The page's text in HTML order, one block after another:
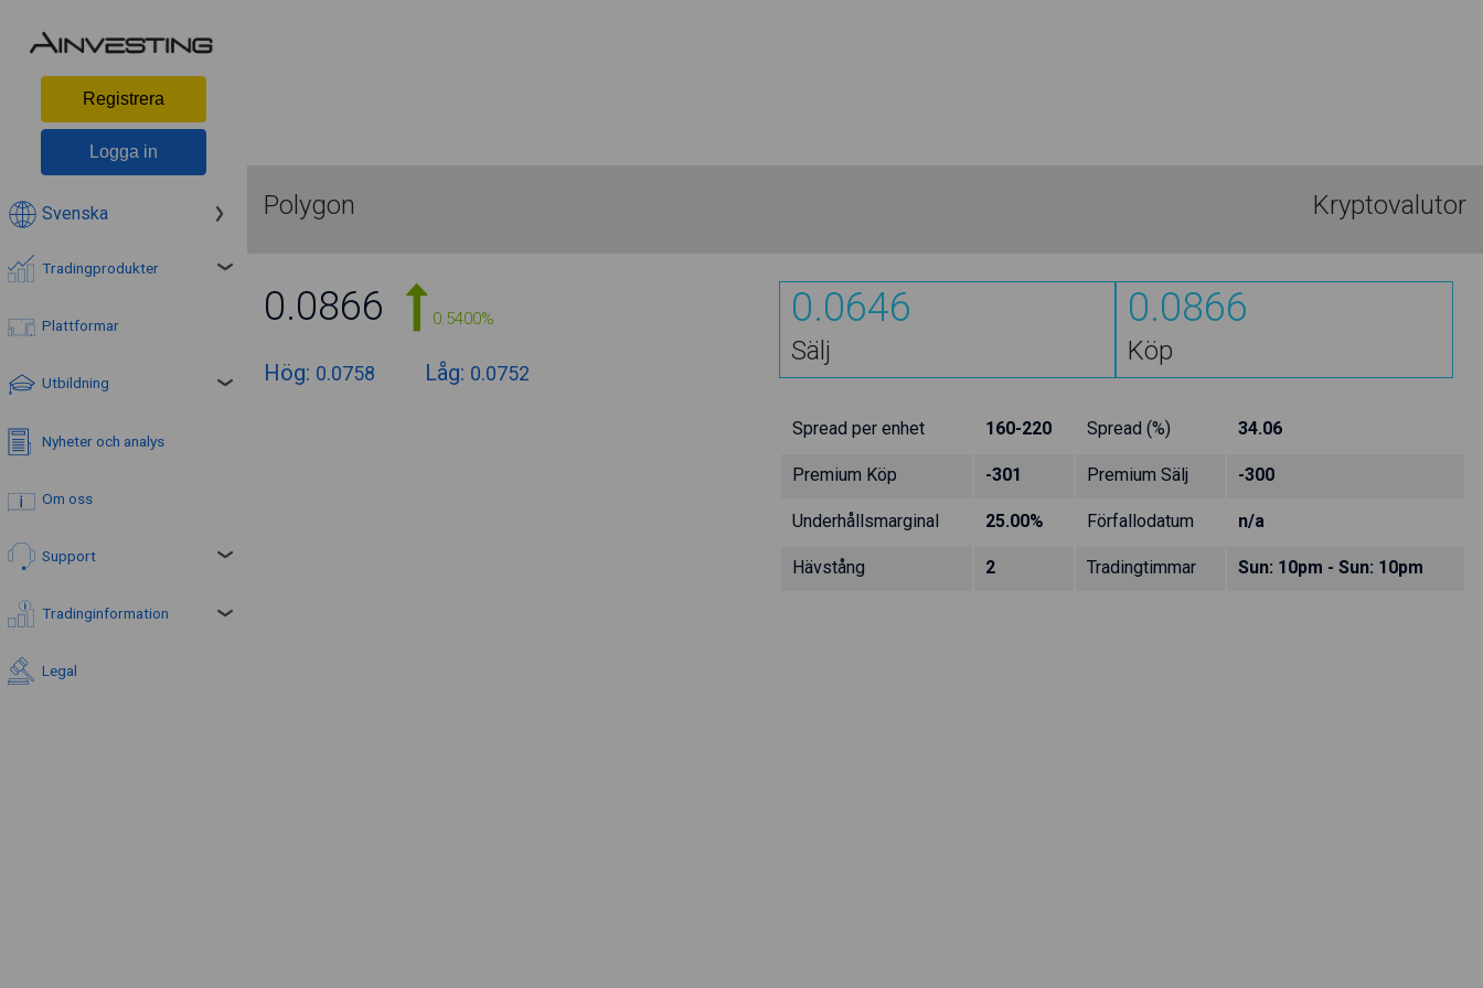
Registrera
Logga in
Svenska
Tradingprodukter
Plattformar
Utbildning
Nyheter och analys
Om oss
Support
Tradinginformation
Legal
Polygon Kryptovalutor
0.0866 0.5400%
Hög: 0.0758 Låg: 0.0752
0.0646
Sälj
0.0866
Köp
Spread per enhet 160-220 Spread (%) 34.06
Premium Köp -301 Premium Sälj -300
Underhållsmarginal 25.00% Förfallodatum n/a
Hävstång 2 Tradingtimmar Sun: 10pm - Sun: 10pm